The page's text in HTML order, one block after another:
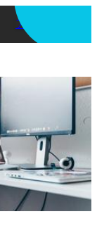
アプリを使う